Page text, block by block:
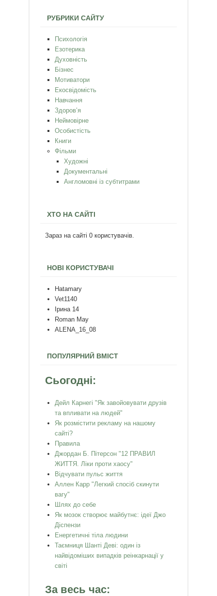
РУБРИКИ САЙТУ
Психологія
Езотерика
Духовність
Бізнес
Мотиватори
Екосвідомість
Навчання
Здоров’я
Неймовірне
Особистість
Книги
Фільми
Художні
Документальні
Англомовні із субтитрами
ХТО НА САЙТІ
Зараз на сайті 0 користувачів.
НОВІ КОРИСТУВАЧІ
Hatamary
Vet1140
Ірина 14
Roman May
ALENA_16_08
ПОПУЛЯРНИЙ ВМІСТ
Сьогодні:
Дейл Карнегі "Як завойовувати друзів
та впливати на людей"
Як розмістити рекламу на нашому
сайті?
Правила
Джордан Б. Пітерсон "12 ПРАВИЛ
ЖИТТЯ. Ліки проти хаосу"
Відчувати пульс життя
Аллен Карр "Легкий спосiб скинути
вагу"
Шлях до себе
Як мозок створює майбутнє: ідеї Джо
Діспензи
Енергетичні тіла людини
Таємниця Шанті Деві: один із
найвідоміших випадків реінкарнації у
світі
За весь час: